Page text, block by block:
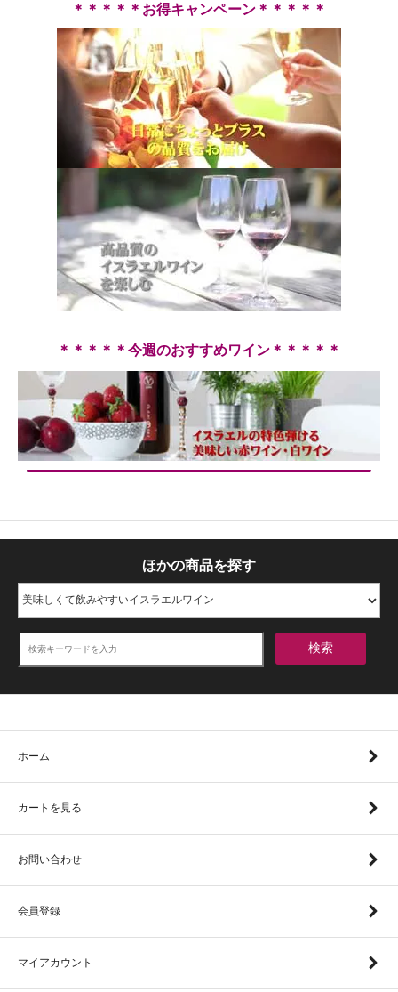
＊＊＊＊＊お得キャンペーン＊＊＊＊＊
日々の食事を彩るイスラエルワイン
高品質イスラエルワインはこちら！
＊＊＊＊＊今週のおすすめワイン＊＊＊＊＊
納得の高品質イスラエルワインを
お得な価格で！
ほかの商品を探す
検索
ホーム
カートを見る
お問い合わせ
会員登録
マイアカウント